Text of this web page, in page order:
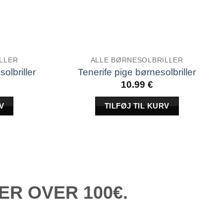
ALLE BØRNESOLBRILLER
Tenerife pige børnesolbriller
10.99 €
TILFØJ TIL KURV
OVER 100€.